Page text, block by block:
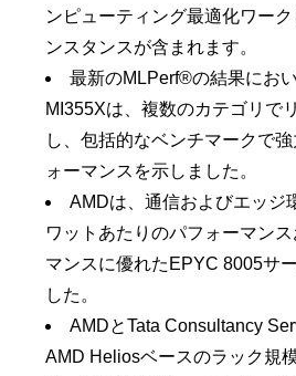
ンピューティング最適化ワー
ンスタンスが含まれます。
最新のMLPerf®の結果にお
MI355Xは、複数のカテゴリで
し、包括的なベンチマークで
ォーマンスを示しました。
AMDは、通信およびエッジ
ワットあたりのパフォーマン
マンスに優れたEPYC 8005サ
した。
AMDとTata Consultancy
AMD Heliosベースのラック規